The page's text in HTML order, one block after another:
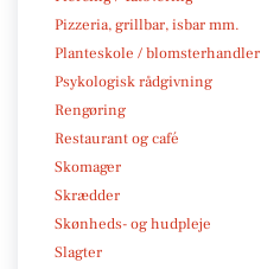
Pizzeria, grillbar, isbar mm.
Planteskole / blomsterhandler
Psykologisk rådgivning
Rengøring
Restaurant og café
Skomager
Skrædder
Skønheds- og hudpleje
Slagter